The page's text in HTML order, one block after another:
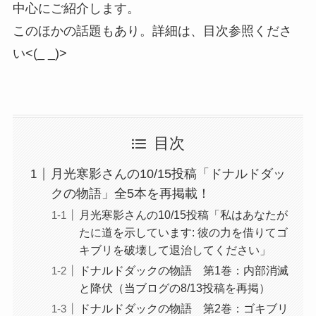
中心にご紹介します。
このほかの話題もあり。詳細は、目次参照くださ
い<(_ _)>
目次
月光寒影さんの10/15投稿「ドナルドダッ
クの物語」全5本を再掲載！
月光寒影さんの10/15投稿「私はあなたが
たに道を示しています: 彼の力を借りてゴ
キブリを破壊して退治してください」
ドナルドダックの物語 第1巻：内部消滅
と降伏（当ブログの8/13投稿を再掲）
ドナルドダックの物語 第2巻：ゴキブリ